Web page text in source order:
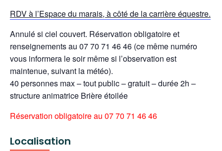
RDV à l’Espace du marais, à côté de la carrière équestre.
Annulé si ciel couvert. Réservation obligatoire et
renseignements au 07 70 71 46 46 (ce même numéro
vous informera le soir même si l’observation est
maintenue, suivant la météo).
40 personnes max – tout public – gratuit – durée 2h –
structure animatrice Brière étoilée
Réservation obligatoire au 07 70 71 46 46
Localisation